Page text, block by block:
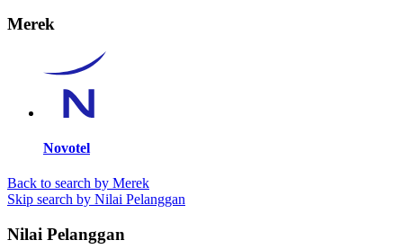
Merek
Novotel
Back to search by Merek
Skip search by Nilai Pelanggan
Nilai Pelanggan